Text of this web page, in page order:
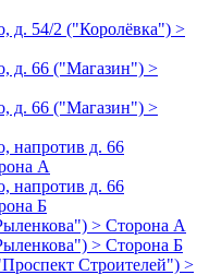
д. 54/2 ("Королёвка") >
д. 66 ("Магазин") >
д. 66 ("Магазин") >
напротив д. 66
А
напротив д. 66
Б
> Сторона А
> Сторона Б
Строителей") >